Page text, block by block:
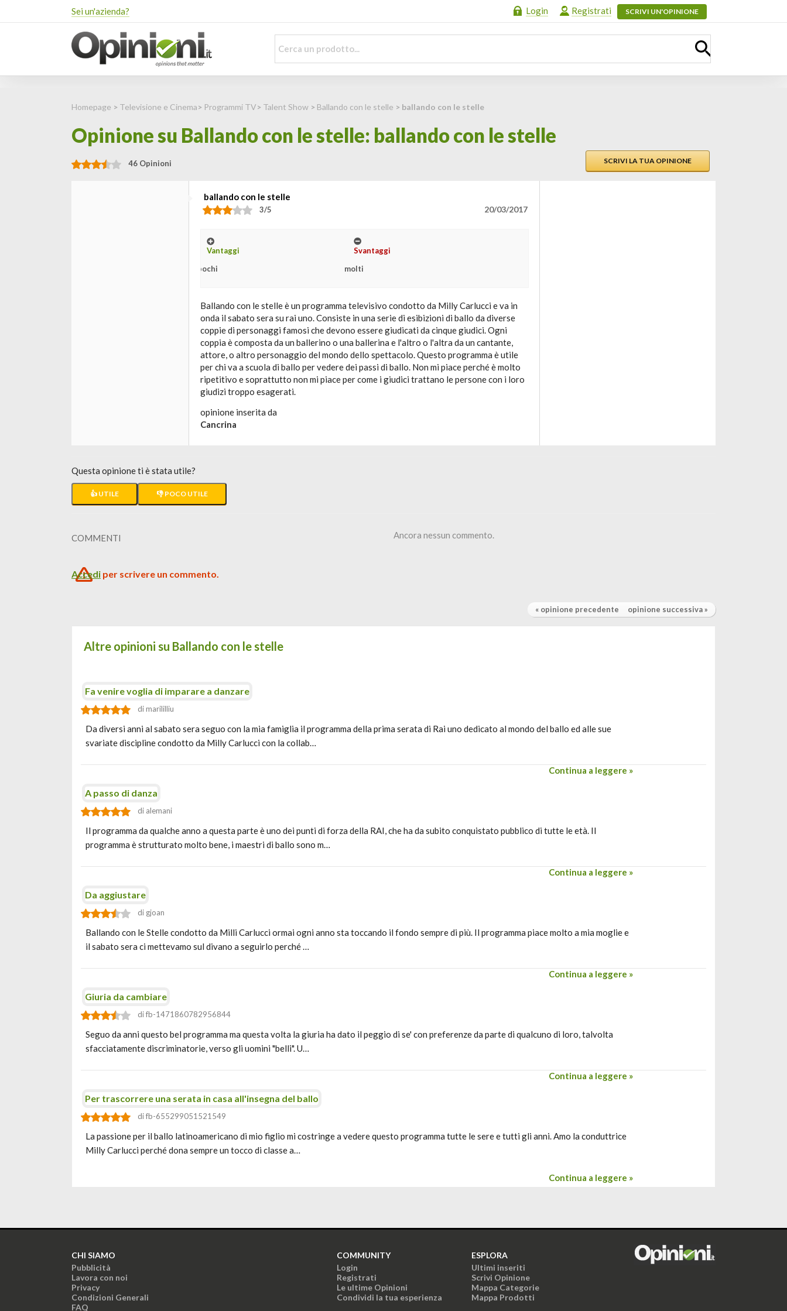
Sei un'azienda? Login Registrati SCRIVI UN'OPINIONE
Homepage > Televisione e Cinema> Programmi TV> Talent Show > Ballando con le stelle > ballando con le stelle
Opinione su Ballando con le stelle: ballando con le stelle
46 Opinioni SCRIVI LA TUA OPINIONE
ballando con le stelle
3/5 20/03/2017
Vantaggi
pochi
Svantaggi
molti
Ballando con le stelle è un programma televisivo condotto da Milly Carlucci e va in
onda il sabato sera su rai uno. Consiste in una serie di esibizioni di ballo da diverse
coppie di personaggi famosi che devono essere giudicati da cinque giudici. Ogni
coppia è composta da un ballerino o una ballerina e l'altro o l'altra da un cantante,
attore, o altro personaggio del mondo dello spettacolo. Questo programma è utile
per chi va a scuola di ballo per vedere dei passi di ballo. Non mi piace perché è molto
ripetitivo e soprattutto non mi piace per come i giudici trattano le persone con i loro
giudizi troppo esagerati.
opinione inserita da
Cancrina
Questa opinione ti è stata utile?
👍 UTILE 👎 POCO UTILE
COMMENTI Ancora nessun commento.
Accedi per scrivere un commento.
« opinione precedente opinione successiva »
Altre opinioni su Ballando con le stelle
Fa venire voglia di imparare a danzare
di marililliu
Da diversi anni al sabato sera seguo con la mia famiglia il programma della prima serata di Rai uno dedicato al mondo del ballo ed alle sue
svariate discipline condotto da Milly Carlucci con la collab…
Continua a leggere »
A passo di danza
di alemani
Il programma da qualche anno a questa parte è uno dei punti di forza della RAI, che ha da subito conquistato pubblico di tutte le età. Il
programma è strutturato molto bene, i maestri di ballo sono m…
Continua a leggere »
Da aggiustare
di gjoan
Ballando con le Stelle condotto da Milli Carlucci ormai ogni anno sta toccando il fondo sempre di più. Il programma piace molto a mia moglie e
il sabato sera ci mettevamo sul divano a seguirlo perché …
Continua a leggere »
Giuria da cambiare
di fb-1471860782956844
Seguo da anni questo bel programma ma questa volta la giuria ha dato il peggio di se' con preferenze da parte di qualcuno di loro, talvolta
sfacciatamente discriminatorie, verso gli uomini "belli". U…
Continua a leggere »
Per trascorrere una serata in casa all'insegna del ballo
di fb-655299051521549
La passione per il ballo latinoamericano di mio figlio mi costringe a vedere questo programma tutte le sere e tutti gli anni. Amo la conduttrice
Milly Carlucci perché dona sempre un tocco di classe a…
Continua a leggere »
CHI SIAMO
Pubblicità
Lavora con noi
Privacy
Condizioni Generali
FAQ
COMMUNITY
Login
Registrati
Le ultime Opinioni
Condividi la tua esperienza
ESPLORA
Ultimi inseriti
Scrivi Opinione
Mappa Categorie
Mappa Prodotti